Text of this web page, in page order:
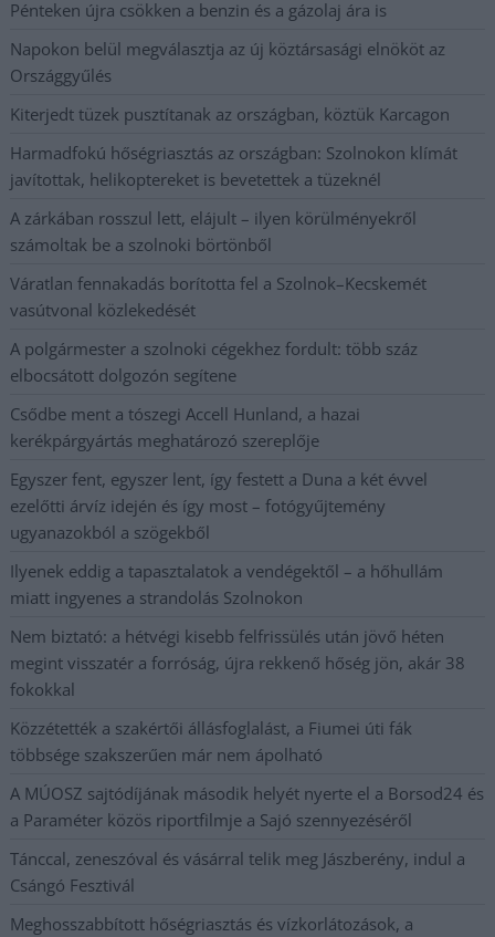
Pénteken újra csökken a benzin és a gázolaj ára is
Napokon belül megválasztja az új köztársasági elnököt az
Országgyűlés
Kiterjedt tüzek pusztítanak az országban, köztük Karcagon
Harmadfokú hőségriasztás az országban: Szolnokon klímát
javítottak, helikoptereket is bevetettek a tüzeknél
A zárkában rosszul lett, elájult – ilyen körülményekről
számoltak be a szolnoki börtönből
Váratlan fennakadás borította fel a Szolnok–Kecskemét
vasútvonal közlekedését
A polgármester a szolnoki cégekhez fordult: több száz
elbocsátott dolgozón segítene
Csődbe ment a tószegi Accell Hunland, a hazai
kerékpárgyártás meghatározó szereplője
Egyszer fent, egyszer lent, így festett a Duna a két évvel
ezelőtti árvíz idején és így most – fotógyűjtemény
ugyanazokból a szögekből
Ilyenek eddig a tapasztalatok a vendégektől – a hőhullám
miatt ingyenes a strandolás Szolnokon
Nem biztató: a hétvégi kisebb felfrissülés után jövő héten
megint visszatér a forróság, újra rekkenő hőség jön, akár 38
fokokkal
Közzétették a szakértői állásfoglalást, a Fiumei úti fák
többsége szakszerűen már nem ápolható
A MÚOSZ sajtódíjának második helyét nyerte el a Borsod24 és
a Paraméter közös riportfilmje a Sajó szennyezéséről
Tánccal, zeneszóval és vásárral telik meg Jászberény, indul a
Csángó Fesztivál
Meghosszabbított hőségriasztás és vízkorlátozások, a